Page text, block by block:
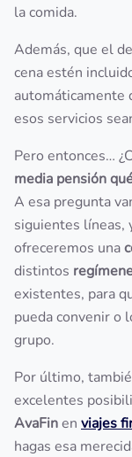
la comida.
Además, que el
cena estén
automáticamente
esos servicios
Pero entonces…
media pensión
A esa pregunta
siguientes líneas,
ofreceremos una
distintos
existentes, para
pueda convenir o
grupo.
Por último,
excelentes
AvaFinen viajes
hagas esa